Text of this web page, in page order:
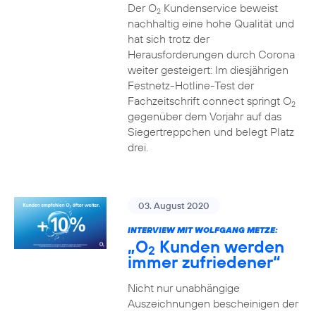
Der O2Kundenservice beweist
nachhaltig eine hohe Qualität und
hat sich trotz der
Herausforderungen durch Corona
weiter gesteigert: Im diesjährigen
Festnetz-Hotline-Test der
Fachzeitschrift connect springt O2
gegenüber dem Vorjahr auf das
Siegertreppchen und belegt Platz
drei.
03. August 2020
INTERVIEW MIT WOLFGANG METZE:
„O2 Kunden werden
immer zufriedener“
Nicht nur unabhängige
Auszeichnungen bescheinigen der